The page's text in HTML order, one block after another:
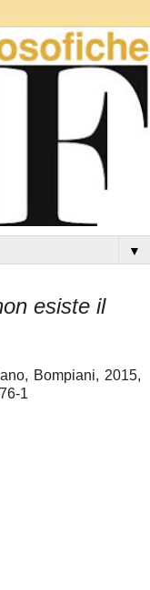
▼
esiste il
Bompiani, 2015,
1